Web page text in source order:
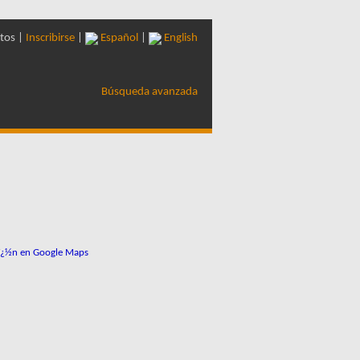
| Inscribirse Español English
Búsqueda avanzada